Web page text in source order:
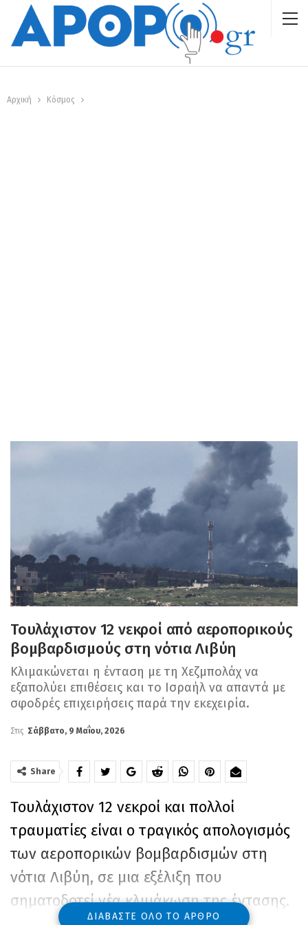
Αρχική Κόσμος
Τουλάχιστον 12 νεκροί από αεροπορικούς
βομβαρδισμούς στη νότια Λιβύη
Κλιμακώνεται η ένταση με τη Χεζμπολάχ να
εξαπολύει επιθέσεις και το Ισραήλ να απαντά με
σφοδρές επιχειρήσεις παρά την εκεχειρία.
Στις Σάββατο, 9 Μαΐου, 2026
Share
Τουλάχιστον 12 νεκροί και πολλοί
τραυματίες είναι ο τραγικός απολογισμός
των αεροπορικών βομβαρδισμών στη
νότια Λιβύη, σε μια εξέλιξη που
σηματοδοτεί νέα κλιμάκωση της έντασης.
ΔΙΑΒΆΣΤΕ ΌΛΟ ΤΟ ΆΡΘΡΟ